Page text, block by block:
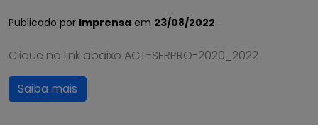
Publicado por Imprensa em 23/08/2022.
Clique no link abaixo ACT-SERPRO-2020_2022
Saiba mais